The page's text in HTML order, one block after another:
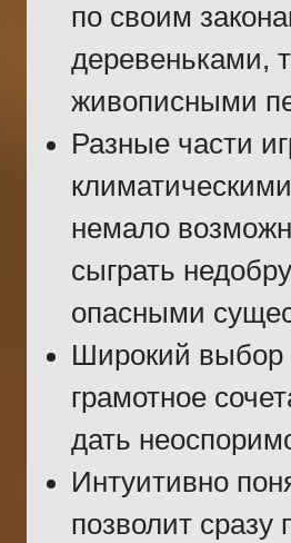
по своим
деревеньками,
живописными
Разные части
немало
сыграть
опасными
Широкий выбор
грамотное
дать
Интуитивно
позволит сразу